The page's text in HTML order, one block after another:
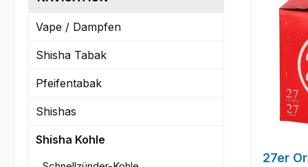
Vape / Dampfen
Shisha Tabak
Pfeifentabak
Shishas
Shisha Kohle
27er